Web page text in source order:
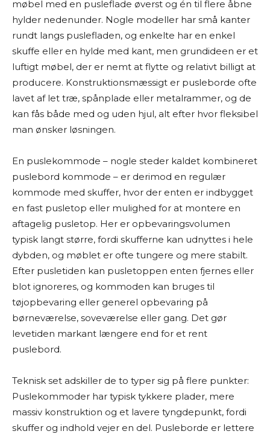
møbel med en pusleflade øverst og én til flere åbne
hylder nedenunder. Nogle modeller har små kanter
rundt langs puslefladen, og enkelte har en enkel
skuffe eller en hylde med kant, men grundideen er et
luftigt møbel, der er nemt at flytte og relativt billigt at
producere. Konstruktionsmæssigt er pusleborde ofte
lavet af let træ, spånplade eller metalrammer, og de
kan fås både med og uden hjul, alt efter hvor fleksibel
man ønsker løsningen.
En puslekommode – nogle steder kaldet kombineret
puslebord kommode – er derimod en regulær
kommode med skuffer, hvor der enten er indbygget
en fast pusletop eller mulighed for at montere en
aftagelig pusletop. Her er opbevaringsvolumen
typisk langt større, fordi skufferne kan udnyttes i hele
dybden, og møblet er ofte tungere og mere stabilt.
Efter pusletiden kan pusletoppen enten fjernes eller
blot ignoreres, og kommoden kan bruges til
tøjopbevaring eller generel opbevaring på
børneværelse, soveværelse eller gang. Det gør
levetiden markant længere end for et rent
puslebord.
Teknisk set adskiller de to typer sig på flere punkter:
Puslekommoder har typisk tykkere plader, mere
massiv konstruktion og et lavere tyngdepunkt, fordi
skuffer og indhold vejer en del. Pusleborde er lettere